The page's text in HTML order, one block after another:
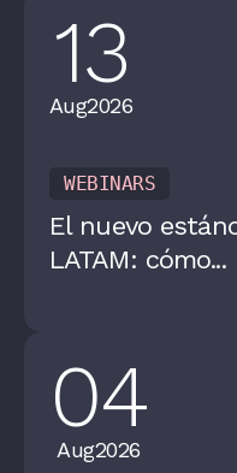
13
Aug2026
WEBINARS
El nuevo
LATAM: cómo...
04
Aug2026